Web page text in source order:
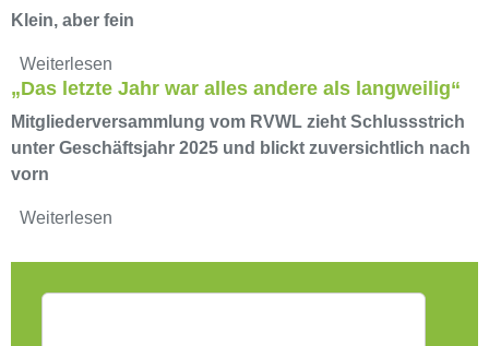
Klein, aber fein
Weiterlesen
„Das letzte Jahr war alles andere als langweilig“
Mitgliederversammlung vom RVWL zieht Schlussstrich
unter Geschäftsjahr 2025 und blickt zuversichtlich nach
vorn
Weiterlesen